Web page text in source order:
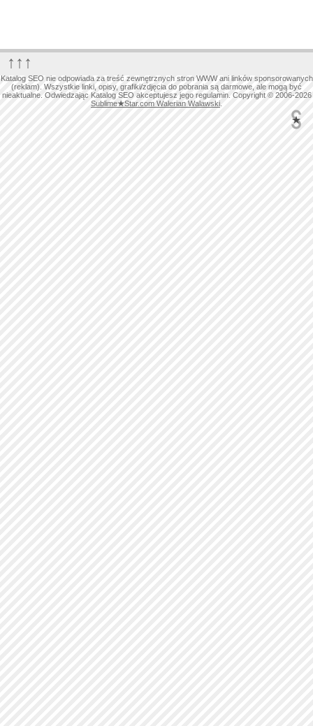
↑↑↑
Katalog SEO nie odpowiada za treść zewnętrznych stron WWW ani linków sponsorowanych
(reklam). Wszystkie linki, opisy, grafiki/zdjęcia do pobrania są darmowe, ale mogą być
nieaktualne. Odwiedzając Katalog SEO akceptujesz jego regulamin. Copyright © 2006-2026
Sublime★Star.com Walerian Walawski